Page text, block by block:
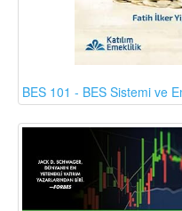
BES 101 - BES Sistemi ve